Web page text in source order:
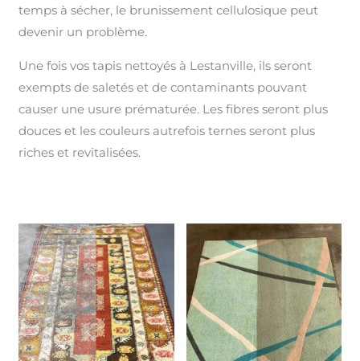
temps à sécher, le brunissement cellulosique peut
devenir un problème.
Une fois vos tapis nettoyés à Lestanville, ils seront
exempts de saletés et de contaminants pouvant
causer une usure prématurée. Les fibres seront plus
douces et les couleurs autrefois ternes seront plus
riches et revitalisées.